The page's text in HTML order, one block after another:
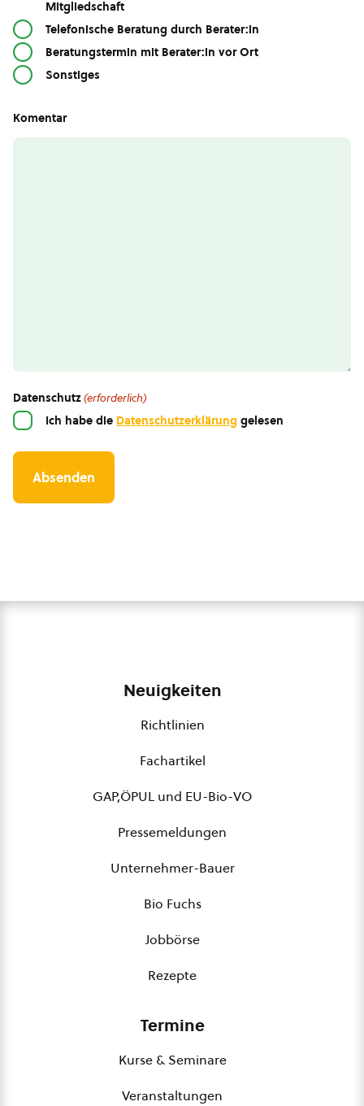
Mitgliedschaft
Telefonische Beratung durch Berater:in
Beratungstermin mit Berater:in vor Ort
Sonstiges
Komentar
Datenschutz(erforderlich)
Ich habe die Datenschutzerklärung gelesen
Neuigkeiten
Richtlinien
Fachartikel
GAP,ÖPUL und EU-Bio-VO
Pressemeldungen
Unternehmer-Bauer
Bio Fuchs
Jobbörse
Rezepte
Termine
Kurse & Seminare
Veranstaltungen